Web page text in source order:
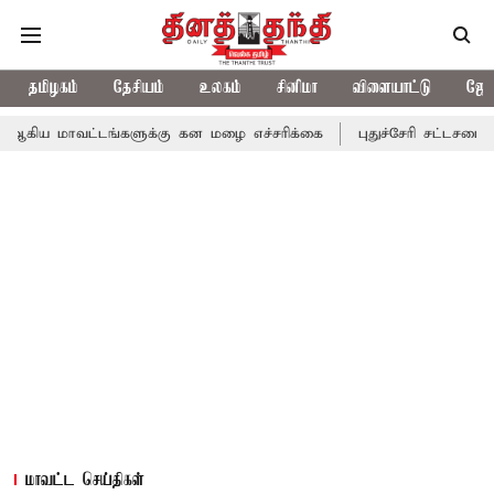
தமிழகம் தேசியம் உலகம் சினிமா விளையாட்டு
கன மழை எச்சரிக்கை புதுச்சேரி சட்டசபையில் வரும்
மாவட்ட செய்திகள்